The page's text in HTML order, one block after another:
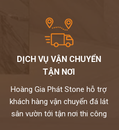
DỊCH VỤ VẬN CHUYỂN
TẬN NƠI
Hoàng Gia Phát Stone hỗ trợ
khách hàng vận chuyển đá lát
sân vườn tới tận nơi thi công